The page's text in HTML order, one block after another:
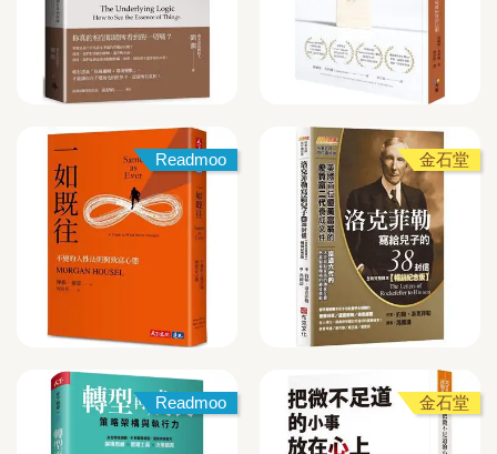
Readmoo 金石堂
Readmoo 金石堂